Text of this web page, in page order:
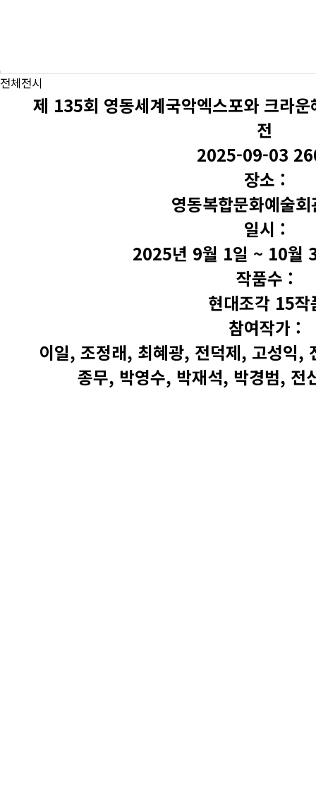
전체전시
제 135회 영동세계국악엑스포와 크라
전
2025-09-03
장소 :
영동복합문화예술
일시 :
2025년 9월 1일 ~ 10월
작품수 :
현대조각 15작
참여작가 :
이일, 조정래, 최혜광, 전덕제, 고성익,
종무, 박영수, 박재석, 박경범, 전